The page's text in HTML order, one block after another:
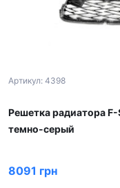
Артикул: 4398
Решетка радиатора
темно-серый
8091 грн